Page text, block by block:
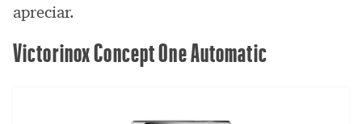
apreciar.
Victorinox Concept One Automatic